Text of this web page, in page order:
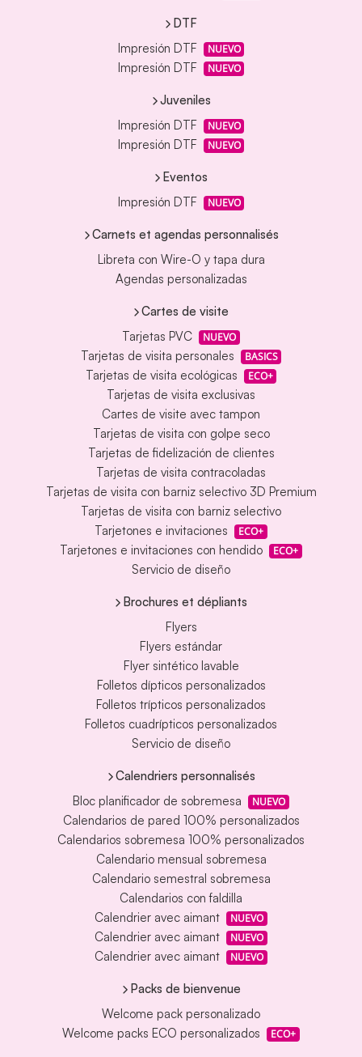
DTF
Impresión DTF
NUEVO
Impresión DTF NUEVO
Juveniles
Impresión DTF
NUEVO
Impresión DTF NUEVO
Eventos
Impresión DTF
NUEVO
Carnets et agendas personnalisés
Libreta con Wire-O y tapa dura
Agendas personalizadas
Cartes de visite
Tarjetas PVC
NUEVO
Tarjetas de visita personales BASICS
Tarjetas de visita ecológicas ECO+
Tarjetas de visita exclusivas
Cartes de visite avec tampon
Tarjetas de visita con golpe seco
Tarjetas de fidelización de clientes
Tarjetas de visita contracoladas
Tarjetas de visita con barniz selectivo 3D Premium
Tarjetas de visita con barniz selectivo
Tarjetones e invitaciones
ECO+
Tarjetones e invitaciones con hendido ECO+
Servicio de diseño
Brochures et dépliants
Flyers
Flyers estándar
Flyer sintético lavable
Folletos dípticos personalizados
Folletos trípticos personalizados
Folletos cuadrípticos personalizados
Servicio de diseño
Calendriers personnalisés
Bloc planificador de sobremesa
NUEVO
Calendarios de pared 100% personalizados
Calendarios sobremesa 100% personalizados
Calendario mensual sobremesa
Calendario semestral sobremesa
Calendarios con faldilla
Calendrier avec aimant
NUEVO
Calendrier avec aimant NUEVO
Calendrier avec aimant NUEVO
Packs de bienvenue
Welcome pack personalizado
Welcome packs ECO personalizados
ECO+